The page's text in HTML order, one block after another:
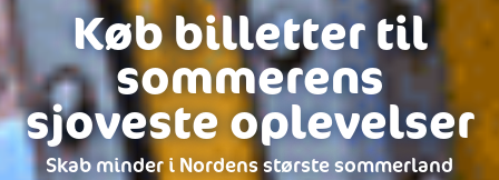
Køb billetter til
sommerens
sjoveste oplevelser
Skab minder i Nordens største sommerland